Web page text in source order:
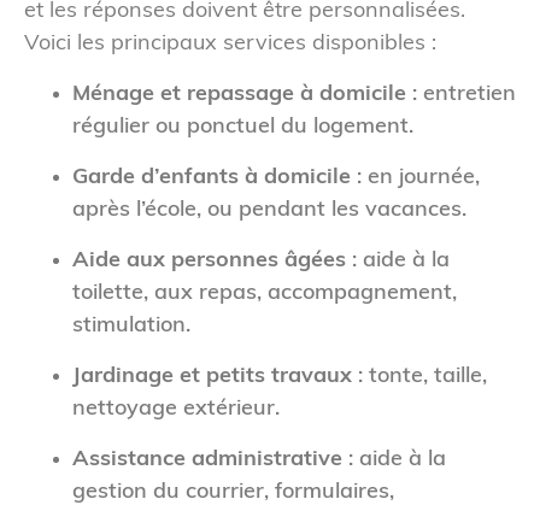
et les réponses doivent être personnalisées.
Voici les principaux services disponibles :
Ménage et repassage à domicile : entretien
régulier ou ponctuel du logement.
Garde d’enfants à domicile : en journée,
après l’école, ou pendant les vacances.
Aide aux personnes âgées : aide à la
toilette, aux repas, accompagnement,
stimulation.
Jardinage et petits travaux : tonte, taille,
nettoyage extérieur.
Assistance administrative : aide à la
gestion du courrier, formulaires,